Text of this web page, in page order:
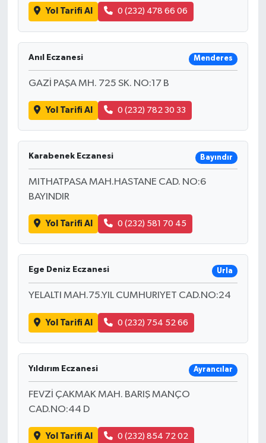
Yol Tarifi Al 0 (232) 478 66 06
Anıl Eczanesi Menderes
GAZİ PAŞA MH. 725 SK. NO:17 B
Yol Tarifi Al 0 (232) 782 30 33
Karabenek Eczanesi Bayındır
MITHATPASA MAH.HASTANE CAD. NO:6
BAYINDIR
Yol Tarifi Al 0 (232) 581 70 45
Ege Deniz Eczanesi Urla
YELALTI MAH.75.YIL CUMHURIYET CAD.NO:24
Yol Tarifi Al 0 (232) 754 52 66
Yıldırım Eczanesi Ayrancılar
FEVZİ ÇAKMAK MAH. BARIŞ MANÇO
CAD.NO:44 D
Yol Tarifi Al 0 (232) 854 72 02